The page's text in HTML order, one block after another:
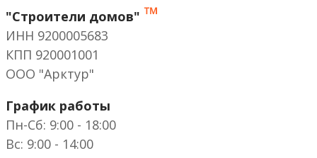
"Строители домов" ™
ИНН 9200005683
КПП 920001001
ООО "Арктур"
График работы
Пн-Сб: 9:00 - 18:00
Вс: 9:00 - 14:00